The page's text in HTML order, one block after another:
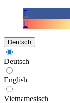
Deutsch
Deutsch
English
Vietnamesisch